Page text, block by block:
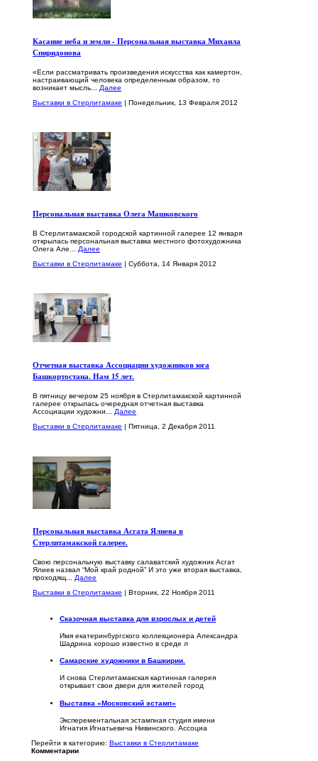
Касание неба и земли - Персональная выставка Михаила
Спиридонова
«Если рассматривать произведения искусства как камертон,
настраивающий человека определенным образом, то
возникает мысль... Далее
Выставки в Стерлитамаке | Понедельник, 13 Февраля 2012
Персональная выставка Олега Машковского
В Стерлитамакской городской картинной галерее 12 января
открылась персональная выставка местного фотохудожника
Олега Але... Далее
Выставки в Стерлитамаке | Суббота, 14 Января 2012
Отчетная выставка Ассоциации художников юга
Башкортостана. Нам 15 лет.
В пятницу вечером 25 ноября в Стерлитамакской картинной
галерее открылась очередная отчетная выставка
Ассоциации художни... Далее
Выставки в Стерлитамаке | Пятница, 2 Декабря 2011
Персональная выставка Асгата Ялиева в
Стерлитамакской галерее.
Свою персональную выставку салаватский художник Асгат
Ялиев назвал “Мой край родной” И это уже вторая выставка,
проходящ... Далее
Выставки в Стерлитамаке | Вторник, 22 Ноября 2011
Сказочная выставка для взрослых и детей
Имя екатеринбургского коллекционера Александра
Шадрина хорошо известно в среде л
Самарские художники в Башкирии.
И снова Стерлитамакская картинная галерея
открывает свои двери для жителей город
Выставка «Московский эстамп»
Эксперементальная эстампная студия имени
Игнатия Игнатьевича Нивинского. Ассоциа
Перейти в категорию: Выставки в Стерлитамаке
Комментарии